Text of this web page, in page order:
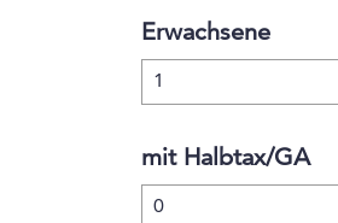
Erwachsene
mit Halbtax/GA